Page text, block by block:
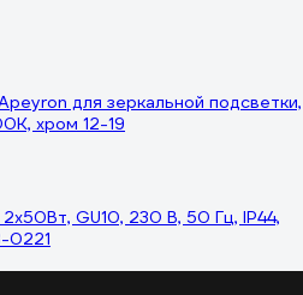
для зеркальной подсветки,
хром 12-19